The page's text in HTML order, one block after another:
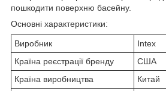
пошкодити поверхню басейну.
Основні характеристики:
Виробник
Intex
Країна реєстрації бренду
США
Країна виробництва
Китай